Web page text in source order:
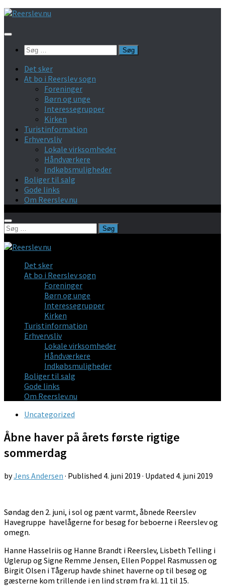
Skip
content
Søg
Det sker
At bo i Reerslev sogn
Foreninger
Børn og unge
Interessegrupper
Kirken
Turistinformation
Erhvervsliv
Lokale virksomheder
Håndværkere
Indkøbsmuligheder
Boliger til salg
Gode links
Om Reerslev.nu
Søg
Det sker
At bo i Reerslev sogn
Foreninger
Børn og unge
Interessegrupper
Kirken
Turistinformation
Erhvervsliv
Lokale virksomheder
Håndværkere
Indkøbsmuligheder
Boliger til salg
Gode links
Om Reerslev.nu
Uncategorized
Åbne haver på årets første rigtige
sommerdag
byJens Andersen · Published 4. juni 2019 · Updated 4. juni 2019
Søndag den 2. juni, i sol og pænt varmt, åbnede Reerslev
Havegruppe havelågerne for besøg for beboerne i Reerslev og
omegn.
Hanne Hasselriis og Hanne Brandt i Reerslev, Lisbeth Telling i
Uglerup og Signe Remme Jensen, Ellen Poppel Rasmussen og
Birgit Olsen i Tågerup havde shinet haverne op til besøg og
gæsterne kom trillende i en lind strøm fra kl. 11 til 15.